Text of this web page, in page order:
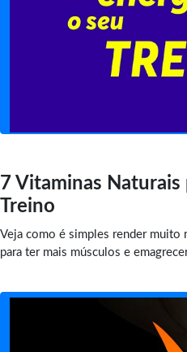
7 Vitaminas Naturais
Treino
Veja como é simples render muito
para ter mais músculos e